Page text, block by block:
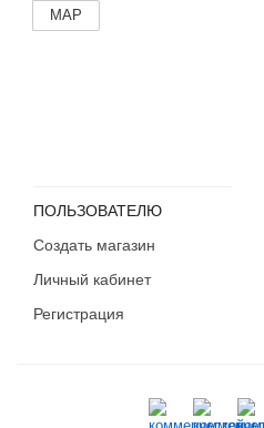
MAP
ПОЛЬЗОВАТЕЛЮ
Создать магазин
Личный кабинет
Регистрация